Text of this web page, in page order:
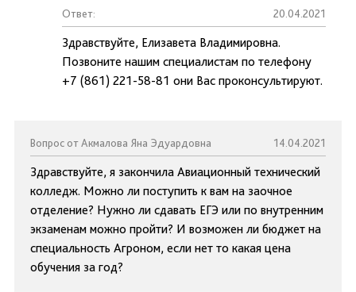
Ответ: 20.04.2021
Здравствуйте, Елизавета Владимировна.
Позвоните нашим специалистам по телефону
+7 (861) 221-58-81 они Вас проконсультируют.
Вопрос от Акмалова Яна Эдуардовна 14.04.2021
Здравствуйте, я закончила Авиационный технический
колледж. Можно ли поступить к вам на заочное
отделение? Нужно ли сдавать ЕГЭ или по внутренним
экзаменам можно пройти? И возможен ли бюджет на
специальность Агроном, если нет то какая цена
обучения за год?